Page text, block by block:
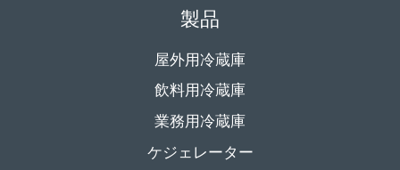
製品
屋外用冷蔵庫
飲料用冷蔵庫
業務用冷蔵庫
ケジェレーター